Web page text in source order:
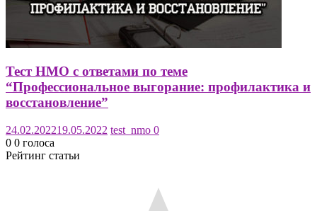
Тест НМО с ответами по теме
“Профессиональное выгорание: профилактика и
восстановление”
24.02.202219.05.2022 test_nmo 0
0 0 голоса
Рейтинг статьи